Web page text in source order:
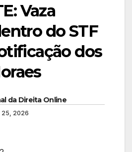
Vaza
do STF
dos
da Direita Online
25, 2026